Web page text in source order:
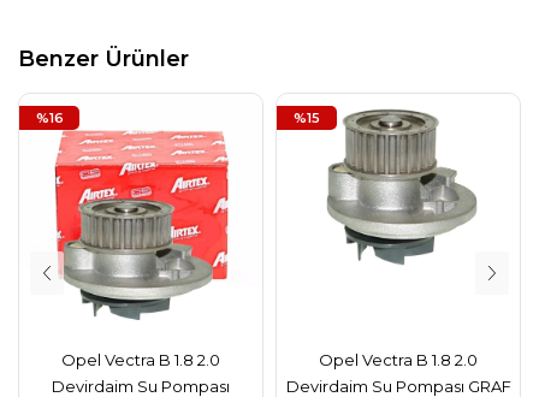
Benzer Ürünler
Opel Vectra B 1.8 2.0
Devirdaim Su Pompası
%16
Opel Vectra B 1.8 2.0
Devirdaim Su Pompası GRAF
%15